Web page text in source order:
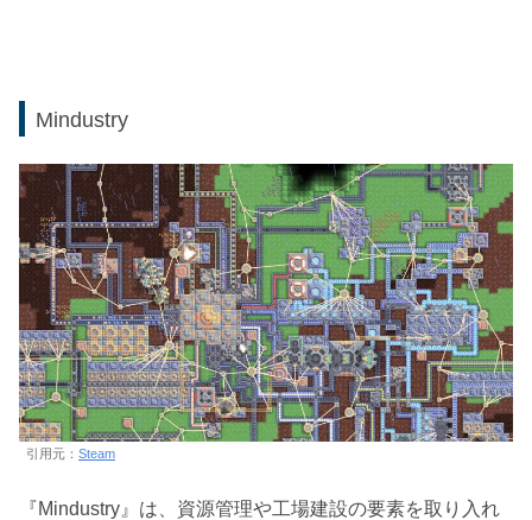
Mindustry
引用元： Steam
『Mindustry』は、資源管理や工場建設の要素を取り入れ